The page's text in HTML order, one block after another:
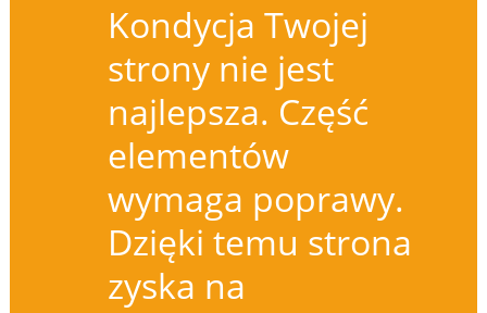
Kondycja Twojej
strony nie jest
najlepsza. Część
elementów
wymaga poprawy.
Dzięki temu strona
zyska na